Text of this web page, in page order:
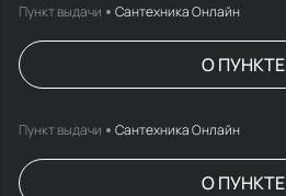
Пункт выдачи Сантехника Онлайн
О ПУНКТЕ
Пункт выдачи Сантехника Онлайн
О ПУНКТЕ